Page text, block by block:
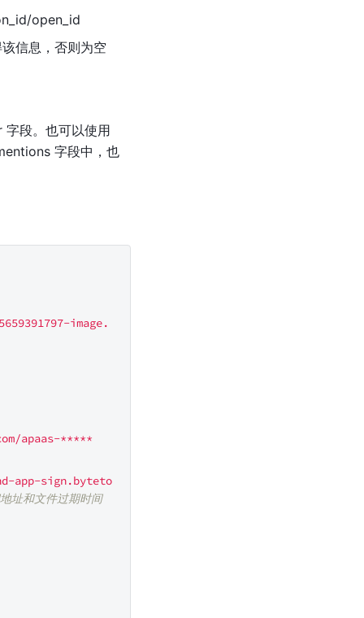
open_id
信息，否则为空
段。也可以使用
字段中，也
image.
apaas-*****
app-sign.byteto
址和文件过期时间